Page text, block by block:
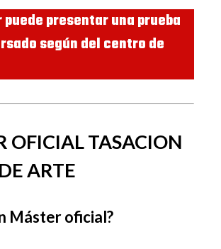
presentar una prueba
según del centro de
OFICIAL TASACION
ARTE
Máster oficial?